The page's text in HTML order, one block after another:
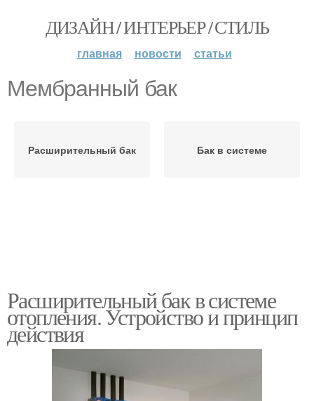
ДИЗАЙН / ИНТЕРЬЕР / СТИЛЬ
главная новости статьи
Мембранный бак
Расширительный бак Бак в системе
Расширительный бак в системе
отопления. Устройство и принцип
действия